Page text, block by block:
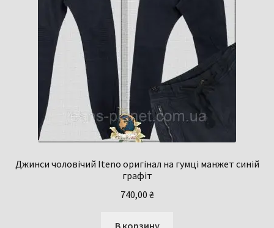
Джинси чоловічий Iteno оригінал на гумці манжет синій
графіт
740,00 ₴
В корзину